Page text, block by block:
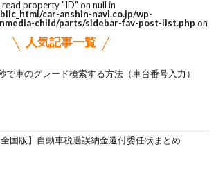
property "ID" on null in
car-anshin-navi.co.jp/wp-
child/parts/sidebar-fav-post-list.php on
人気記事一覧
で車のグレード検索する方法（車台番号入力）
全国版】自動車税過誤納金還付委任状まとめ